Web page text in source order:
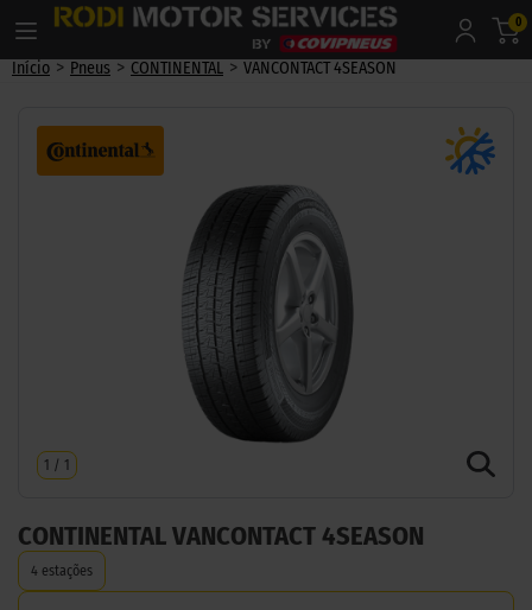
0
Início > Pneus > CONTINENTAL > VANCONTACT 4SEASON
1 / 1
CONTINENTAL VANCONTACT 4SEASON
4 estações